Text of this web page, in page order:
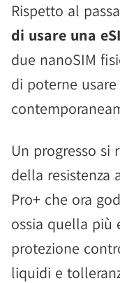
Rispetto al
di usare una
due nanoSIM
di poterne
Un progresso si
della resistenza
Pro+ che ora
ossia quella più
protezione
liquidi e